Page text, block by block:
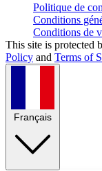
Politique de
Conditions
Conditions de
This site is protected
Policy and Terms of
Français